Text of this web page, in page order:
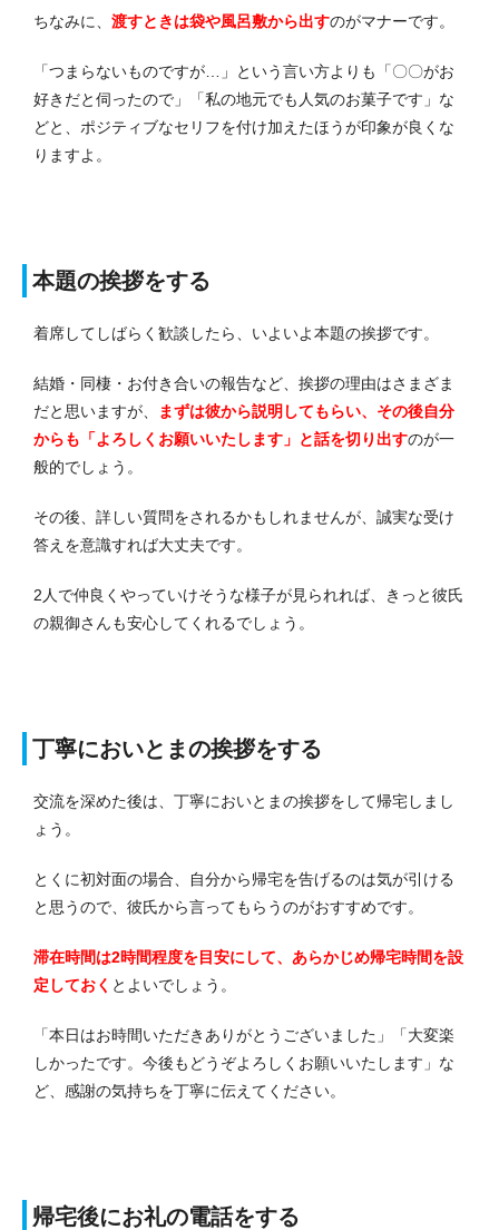
ちなみに、 渡すときは袋や風呂敷から出すのがマナーです。
「つまらないものですが…」という言い方よりも「〇〇がお
好きだと伺ったので」「私の地元でも人気のお菓子です」な
どと、ポジティブなセリフを付け加えたほうが印象が良くな
りますよ。
本題の挨拶をする
着席してしばらく歓談したら、いよいよ本題の挨拶です。
結婚・同棲・お付き合いの報告など、挨拶の理由はさまざま
だと思いますが、
まずは彼から説明してもらい、その後自分
からも「よろしくお願いいたします」と話を切り出すのが一
般的でしょう。
その後、詳しい質問をされるかもしれませんが、誠実な受け
答えを意識すれば大丈夫です。
2人で仲良くやっていけそうな様子が見られれば、きっと彼氏
の親御さんも安心してくれるでしょう。
丁寧においとまの挨拶をする
交流を深めた後は、丁寧においとまの挨拶をして帰宅しまし
ょう。
とくに初対面の場合、自分から帰宅を告げるのは気が引ける
と思うので、彼氏から言ってもらうのがおすすめです。
滞在時間は2時間程度を目安にして、あらかじめ帰宅時間を設
定しておく とよいでしょう。
「本日はお時間いただきありがとうございました」「大変楽
しかったです。今後もどうぞよろしくお願いいたします」な
ど、感謝の気持ちを丁寧に伝えてください。
帰宅後にお礼の電話をする